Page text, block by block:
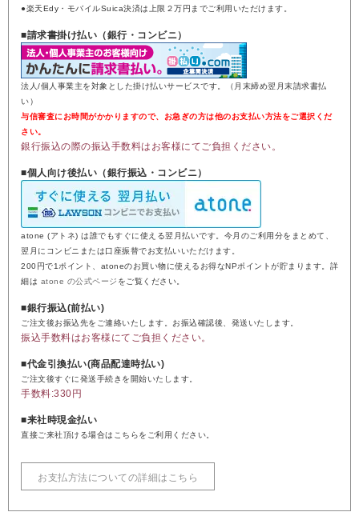
●楽天Edy・モバイルSuica決済は上限２万円までご利用いただけます。
■請求書掛け払い（銀行・コンビニ）
法人/個人事業主を対象とした掛け払いサービスです。（月末締め翌月末請求書払
い）
与信審査にお時間がかかりますので、お急ぎの方は他のお支払い方法をご選択くだ
さい。
銀行振込の際の振込手数料はお客様にてご負担ください。
■個人向け後払い（銀行振込・コンビニ）
atone (アトネ) は誰でもすぐに使える翌月払いです。今月のご利用分をまとめて、
翌月にコンビニまたは口座振替でお支払いいただけます。
200円で1ポイント、atoneのお買い物に使えるお得なNPポイントが貯まります。詳
細は atone の公式ページ をご覧ください。
■銀行振込(前払い)
ご注文後お振込先をご連絡いたします。お振込確認後、発送いたします。
振込手数料はお客様にてご負担ください。
■代金引換払い(商品配達時払い)
ご注文後すぐに発送手続きを開始いたします。
手数料:330円
■来社時現金払い
直接ご来社頂ける場合はこちらをご利用ください。
お支払方法についての詳細はこちら